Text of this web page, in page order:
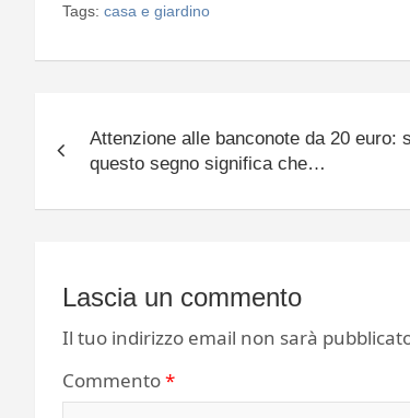
Tags: casa e giardino
articoli
Attenzione alle banconote da 20 euro:
questo segno significa che…
Lascia un commento
Il tuo indirizzo email non sarà
Commento*